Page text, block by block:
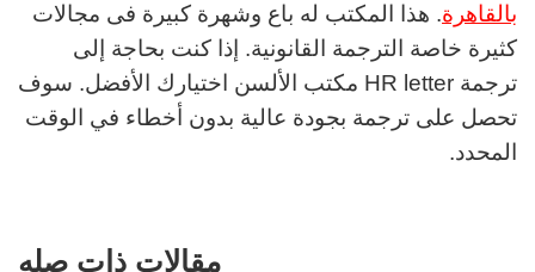
بالقاهرة. هذا المكتب له باع وشهرة كبيرة فى مجالات
كثيرة خاصة الترجمة القانونية. إذا كنت بحاجة إلى
ترجمة HR letter مكتب الألسن اختيارك الأفضل. سوف
تحصل على ترجمة بجودة عالية بدون أخطاء في الوقت
المحدد.
مقالات ذات صله